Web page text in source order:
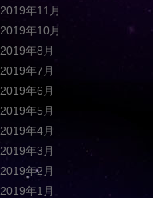
2019年11月
2019年10月
2019年8月
2019年7月
2019年6月
2019年5月
2019年4月
2019年3月
2019年2月
2019年1月